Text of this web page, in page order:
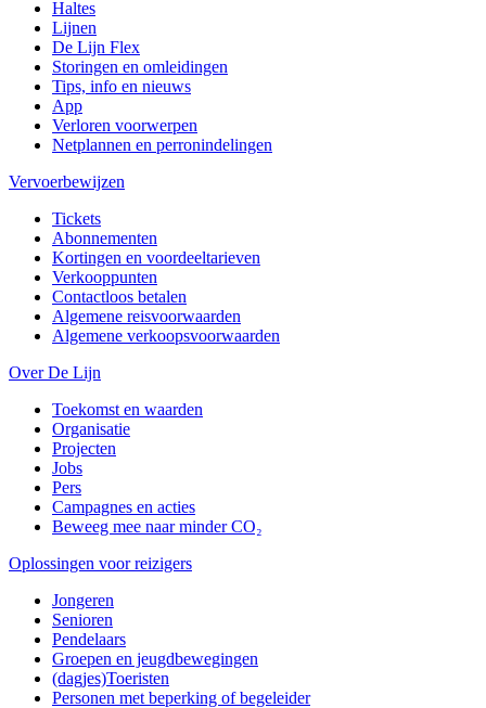
Haltes
Lijnen
De Lijn Flex
Storingen en omleidingen
Tips, info en nieuws
App
Verloren voorwerpen
Netplannen en perronindelingen
Vervoerbewijzen
Tickets
Abonnementen
Kortingen en voordeeltarieven
Verkooppunten
Contactloos betalen
Algemene reisvoorwaarden
Algemene verkoopsvoorwaarden
Over De Lijn
Toekomst en waarden
Organisatie
Projecten
Jobs
Pers
Campagnes en acties
Beweeg mee naar minder CO₂
Oplossingen voor reizigers
Jongeren
Senioren
Pendelaars
Groepen en jeugdbewegingen
(dagjes)Toeristen
Personen met beperking of begeleider